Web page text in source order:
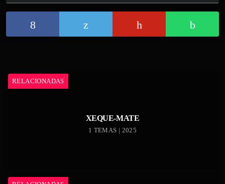
RELACIONADAS
XEQUE-MATE
1 TEMAS | 2025